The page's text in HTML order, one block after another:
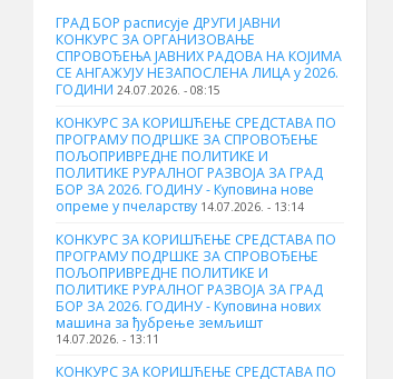
ГРАД БОР расписује ДРУГИ ЈАВНИ
КОНКУРС ЗА ОРГАНИЗОВАЊЕ
СПРОВОЂЕЊА ЈАВНИХ РАДОВА НА КОЈИМА
СЕ АНГАЖУЈУ НЕЗАПОСЛЕНА ЛИЦА у 2026.
ГОДИНИ 24.07.2026. - 08:15
КОНКУРС ЗА КОРИШЋЕЊЕ СРЕДСТАВА ПО
ПРОГРАМУ ПОДРШКЕ ЗА СПРОВОЂЕЊЕ
ПОЉОПРИВРЕДНЕ ПОЛИТИКЕ И
ПОЛИТИКЕ РУРАЛНОГ РАЗВОЈА ЗА ГРАД
БОР ЗА 2026. ГОДИНУ - Куповина нове
опреме у пчеларству 14.07.2026. - 13:14
КОНКУРС ЗА КОРИШЋЕЊЕ СРЕДСТАВА ПО
ПРОГРАМУ ПОДРШКЕ ЗА СПРОВОЂЕЊЕ
ПОЉОПРИВРЕДНЕ ПОЛИТИКЕ И
ПОЛИТИКЕ РУРАЛНОГ РАЗВОЈА ЗА ГРАД
БОР ЗА 2026. ГОДИНУ - Куповина нових
машина за ђубрење земљишт
14.07.2026. - 13:11
КОНКУРС ЗА КОРИШЋЕЊЕ СРЕДСТАВА ПО